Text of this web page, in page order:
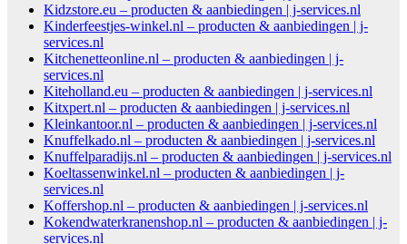
Kidzstore.eu – producten & aanbiedingen | j-services.nl
Kinderfeestjes-winkel.nl – producten & aanbiedingen | j-
services.nl
Kitchenetteonline.nl – producten & aanbiedingen | j-
services.nl
Kiteholland.eu – producten & aanbiedingen | j-services.nl
Kitxpert.nl – producten & aanbiedingen | j-services.nl
Kleinkantoor.nl – producten & aanbiedingen | j-services.nl
Knuffelkado.nl – producten & aanbiedingen | j-services.nl
Knuffelparadijs.nl – producten & aanbiedingen | j-services.nl
Koeltassenwinkel.nl – producten & aanbiedingen | j-
services.nl
Koffershop.nl – producten & aanbiedingen | j-services.nl
Kokendwaterkranenshop.nl – producten & aanbiedingen | j-
services.nl